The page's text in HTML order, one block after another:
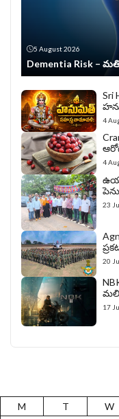
5 August 2026
Dementia Risk –
Sri
4
4
23
20
17
M
T W